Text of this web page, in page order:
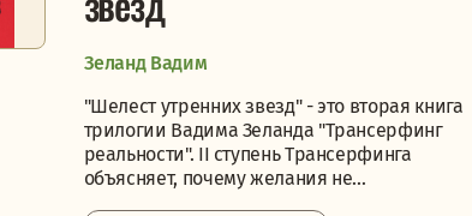
Зеланд Вадим
"Шелест утренних звезд" - это вторая книга
трилогии Вадима Зеланда "Трансерфинг
реальности". II ступень Трансерфинга
объясняет, почему желания не...